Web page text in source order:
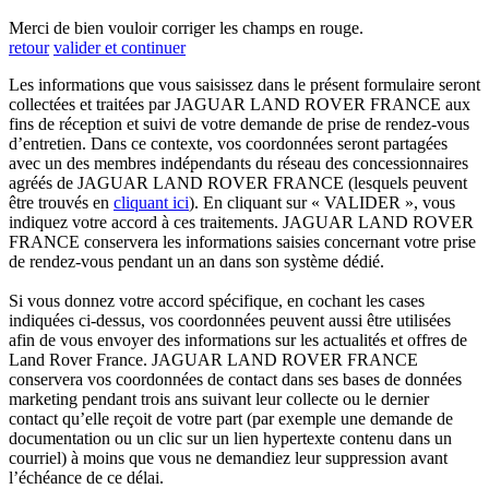
Merci de bien vouloir corriger les champs en rouge.
retour valider et continuer
Les informations que vous saisissez dans le présent formulaire seront
collectées et traitées par JAGUAR LAND ROVER FRANCE aux
fins de réception et suivi de votre demande de prise de rendez-vous
d’entretien. Dans ce contexte, vos coordonnées seront partagées
avec un des membres indépendants du réseau des concessionnaires
agréés de JAGUAR LAND ROVER FRANCE (lesquels peuvent
être trouvés en cliquant ici). En cliquant sur « VALIDER », vous
indiquez votre accord à ces traitements. JAGUAR LAND ROVER
FRANCE conservera les informations saisies concernant votre prise
de rendez-vous pendant un an dans son système dédié.
Si vous donnez votre accord spécifique, en cochant les cases
indiquées ci-dessus, vos coordonnées peuvent aussi être utilisées
afin de vous envoyer des informations sur les actualités et offres de
Land Rover France. JAGUAR LAND ROVER FRANCE
conservera vos coordonnées de contact dans ses bases de données
marketing pendant trois ans suivant leur collecte ou le dernier
contact qu’elle reçoit de votre part (par exemple une demande de
documentation ou un clic sur un lien hypertexte contenu dans un
courriel) à moins que vous ne demandiez leur suppression avant
l’échéance de ce délai.